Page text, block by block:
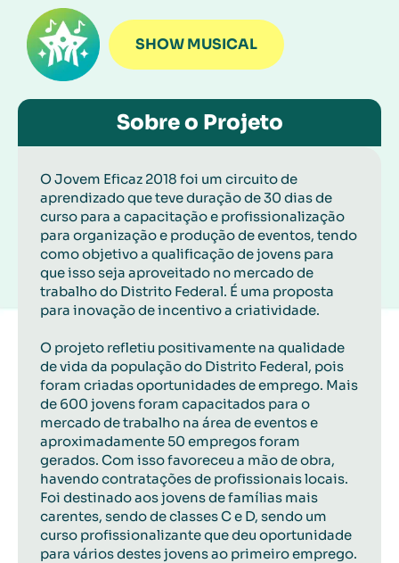
SHOW MUSICAL
Sobre o Projeto
O Jovem Eficaz 2018 foi um circuito de
aprendizado que teve duração de 30 dias de
curso para a capacitação e profissionalização
para organização e produção de eventos, tendo
como objetivo a qualificação de jovens para
que isso seja aproveitado no mercado de
trabalho do Distrito Federal. É uma proposta
para inovação de incentivo a criatividade.
O projeto refletiu positivamente na qualidade
de vida da população do Distrito Federal, pois
foram criadas oportunidades de emprego. Mais
de 600 jovens foram capacitados para o
mercado de trabalho na área de eventos e
aproximadamente 50 empregos foram
gerados. Com isso favoreceu a mão de obra,
havendo contratações de profissionais locais.
Foi destinado aos jovens de famílias mais
carentes, sendo de classes C e D, sendo um
curso profissionalizante que deu oportunidade
para vários destes jovens ao primeiro emprego.